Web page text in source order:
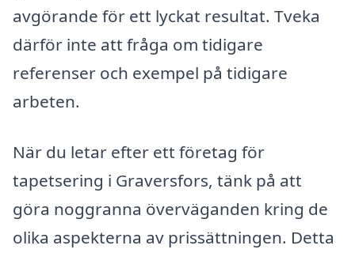
avgörande för ett lyckat resultat. Tveka
därför inte att fråga om tidigare
referenser och exempel på tidigare
arbeten.
När du letar efter ett företag för
tapetsering i Graversfors, tänk på att
göra noggranna överväganden kring de
olika aspekterna av prissättningen. Detta